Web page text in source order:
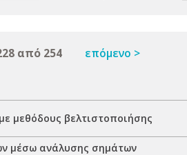
από 254 επόμενο >
μεθόδους βελτιστοποιήσης
μέσω ανάλυσης σημάτων